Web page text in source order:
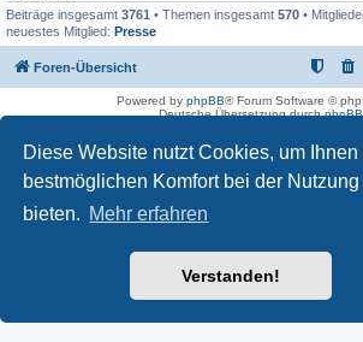
Diese Website nutzt Cookies, um Ihnen
bestmöglichen Komfort bei der Nutzung
bieten. Mehr erfahren
Verstanden!
Beiträge insgesamt 3761 • Themen insgesamt 570 •
neuestes Mitglied: Presse
Foren-Übersicht
Powered by phpBB® Forum Software ©
Deutsche Übersetzung durch